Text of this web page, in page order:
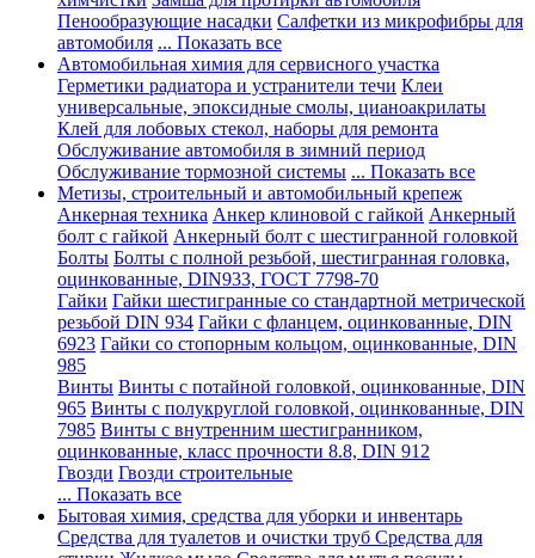
Пенообразующие насадки Салфетки из микрофибры для
автомобиля ... Показать все
Автомобильная химия для сервисного участка
Герметики радиатора и устранители течи Клеи
универсальные, эпоксидные смолы, цианоакрилаты
Клей для лобовых стекол, наборы для ремонта
Обслуживание автомобиля в зимний период
Обслуживание тормозной системы ... Показать все
Метизы, строительный и автомобильный крепеж
Анкерная техника Анкер клиновой с гайкой Анкерный
болт с гайкой Анкерный болт с шестигранной головкой
Болты Болты с полной резьбой, шестигранная головка,
оцинкованные, DIN933, ГОСТ 7798-70
Гайки Гайки шестигранные со стандартной метрической
резьбой DIN 934 Гайки с фланцем, оцинкованные, DIN
6923 Гайки со стопорным кольцом, оцинкованные, DIN
985
Винты Винты с потайной головкой, оцинкованные, DIN
965 Винты с полукруглой головкой, оцинкованные, DIN
7985 Винты с внутренним шестигранником,
оцинкованные, класс прочности 8.8, DIN 912
Гвозди Гвозди строительные
... Показать все
Бытовая химия, средства для уборки и инвентарь
Средства для туалетов и очистки труб Средства для